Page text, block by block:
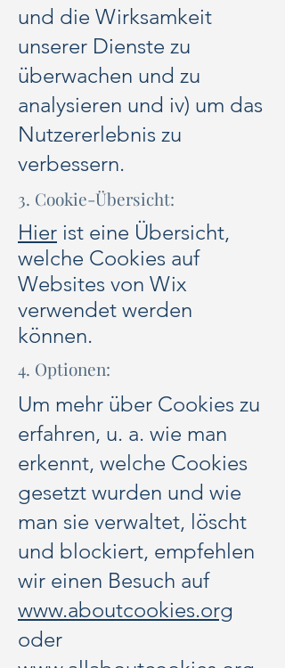
und die Wirksamkeit
unserer Dienste zu
überwachen und zu
analysieren und iv) um das
Nutzererlebnis zu
verbessern.
3. Cookie-Übersicht:
Hier ist eine Übersicht,
welche Cookies auf
Websites von Wix
verwendet werden
können.
4. Optionen:
Um mehr über Cookies zu
erfahren, u. a. wie man
erkennt, welche Cookies
gesetzt wurden und wie
man sie verwaltet, löscht
und blockiert, empfehlen
wir einen Besuch auf
www.aboutcookies.org
oder